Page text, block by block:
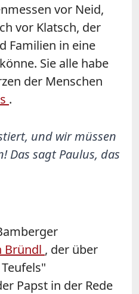
vor Neid,
vor Klatsch, der
Familien in eine
Sie alle habe
der Menschen
.
und wir müssen
Das sagt Paulus, das
Bründl , der über
Papst in der Rede